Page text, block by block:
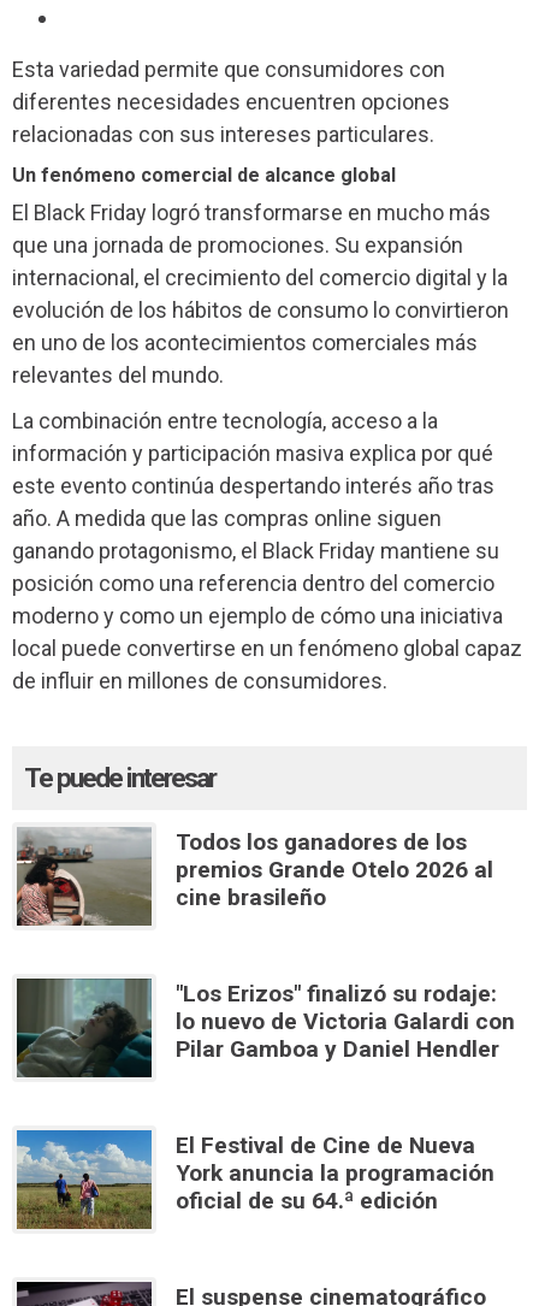
Esta variedad permite que consumidores con
diferentes necesidades encuentren opciones
relacionadas con sus intereses particulares.
Un fenómeno comercial de alcance global
El Black Friday logró transformarse en mucho más
que una jornada de promociones. Su expansión
internacional, el crecimiento del comercio digital y la
evolución de los hábitos de consumo lo convirtieron
en uno de los acontecimientos comerciales más
relevantes del mundo.
La combinación entre tecnología, acceso a la
información y participación masiva explica por qué
este evento continúa despertando interés año tras
año. A medida que las compras online siguen
ganando protagonismo, el Black Friday mantiene su
posición como una referencia dentro del comercio
moderno y como un ejemplo de cómo una iniciativa
local puede convertirse en un fenómeno global capaz
de influir en millones de consumidores.
Te puede interesar
Todos los ganadores de los
premios Grande Otelo 2026 al
cine brasileño
"Los Erizos" finalizó su rodaje:
lo nuevo de Victoria Galardi con
Pilar Gamboa y Daniel Hendler
El Festival de Cine de Nueva
York anuncia la programación
oficial de su 64.ª edición
El suspense cinematográfico